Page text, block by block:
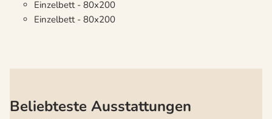
Einzelbett - 80x200
Einzelbett - 80x200
Beliebteste Ausstattungen